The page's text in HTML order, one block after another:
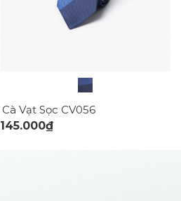
Cà Vạt Sọc CV056
145.000₫